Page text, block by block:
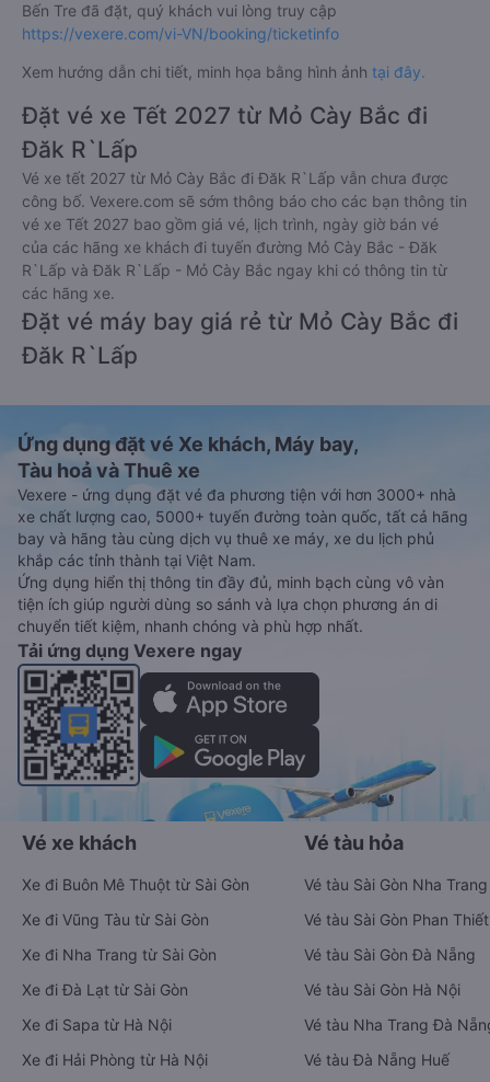
Bến Tre đã đặt, quý khách vui lòng truy cập
https://vexere.com/vi-VN/booking/ticketinfo
Xem hướng dẫn chi tiết, minh họa bằng hình ảnh tại đây.
Đặt vé xe Tết 2027 từ Mỏ Cày Bắc đi
Đăk R`Lấp
Vé xe tết 2027 từ Mỏ Cày Bắc đi Đăk R`Lấp vẫn chưa được
công bố. Vexere.com sẽ sớm thông báo cho các bạn thông tin
vé xe Tết 2027 bao gồm giá vé, lịch trình, ngày giờ bán vé
của các hãng xe khách đi tuyến đường Mỏ Cày Bắc - Đăk
R`Lấp và Đăk R`Lấp - Mỏ Cày Bắc ngay khi có thông tin từ
các hãng xe.
Đặt vé máy bay giá rẻ từ Mỏ Cày Bắc đi
Đăk R`Lấp
Ứng dụng đặt vé Xe khách, Máy bay,
Tàu hoả và Thuê xe
Vexere - ứng dụng đặt vé đa phương tiện với hơn 3000+ nhà
xe chất lượng cao, 5000+ tuyến đường toàn quốc, tất cả hãng
bay và hãng tàu cùng dịch vụ thuê xe máy, xe du lịch phủ
khắp các tỉnh thành tại Việt Nam.
Ứng dụng hiển thị thông tin đầy đủ, minh bạch cùng vô vàn
tiện ích giúp người dùng so sánh và lựa chọn phương án di
chuyển tiết kiệm, nhanh chóng và phù hợp nhất.
Tải ứng dụng Vexere ngay
Vé xe khách
Xe đi Buôn Mê Thuột từ Sài Gòn
Xe đi Vũng Tàu từ Sài Gòn
Xe đi Nha Trang từ Sài Gòn
Xe đi Đà Lạt từ Sài Gòn
Xe đi Sapa từ Hà Nội
Xe đi Hải Phòng từ Hà Nội
Vé tàu hỏa
Vé tàu Sài Gòn Nha Trang
Vé tàu Sài Gòn Phan Thiết
Vé tàu Sài Gòn Đà Nẵng
Vé tàu Sài Gòn Hà Nội
Vé tàu Nha Trang Đà
Vé tàu Đà Nẵng Huế